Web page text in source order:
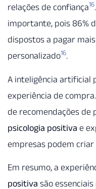
relações de confiança16
importante, pois 86%
dispostos a pagar
personalizado16.
A inteligência artificial
experiência de
de recomendações
psicologia positiva e
empresas podem
Em resumo, a
positiva são